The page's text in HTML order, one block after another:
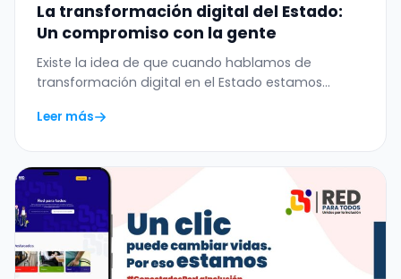
La transformación digital del Estado:
Un compromiso con la gente
Existe la idea de que cuando hablamos de
transformación digital en el Estado estamos
Leer más